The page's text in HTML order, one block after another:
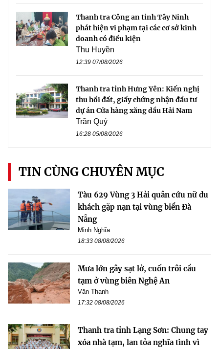
Thanh tra Công an tỉnh Tây Ninh
phát hiện vi phạm tại các cơ sở kinh
doanh có điều kiện
Thu Huyền
12:39 07/08/2026
Thanh tra tỉnh Hưng Yên: Kiến nghị
thu hồi đất, giấy chứng nhận đầu tư
dự án Cửa hàng xăng dầu Hải Nam
Trần Quý
16:28 05/08/2026
TIN CÙNG CHUYÊN MỤC
Tàu 629 Vùng 3 Hải quân cứu nữ du
khách gặp nạn tại vùng biển Đà
Nẵng
Minh Nghĩa
18:33 08/08/2026
Mưa lớn gây sạt lở, cuốn trôi cầu
tạm ở vùng biên Nghệ An
Văn Thanh
17:32 08/08/2026
Thanh tra tỉnh Lạng Sơn: Chung tay
xóa nhà tạm, lan tỏa nghĩa tình vì